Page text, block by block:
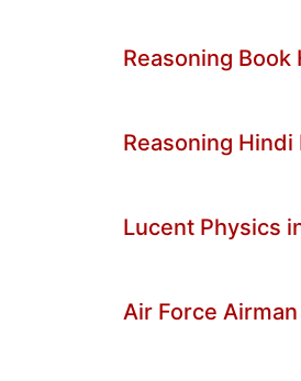
Reasoning Book
Reasoning
Lucent Physics
Air Force